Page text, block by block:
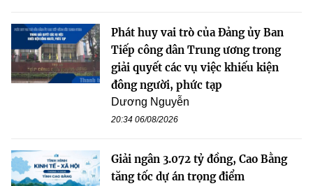
Phát huy vai trò của Đảng ủy Ban
Tiếp công dân Trung ương trong
giải quyết các vụ việc khiếu kiện
đông người, phức tạp
Dương Nguyễn
20:34 06/08/2026
Giải ngân 3.072 tỷ đồng, Cao Bằng
tăng tốc dự án trọng điểm